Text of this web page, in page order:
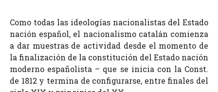
Como todas las ideologías nacionalistas del Estado
nación español, el nacionalismo catalán comienza
a dar muestras de actividad desde el momento de
la finalización de la constitución del Estado nación
moderno españolista – que se inicia con la Const.
de 1812 y termina de configurarse, entre finales del